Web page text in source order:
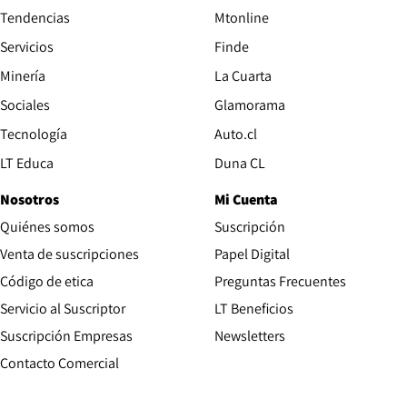
Tendencias
Servicios
Minería
Sociales
Tecnología
LT Educa
Mtonline
Finde
La Cuarta
Glamorama
Auto.clOpens in new window
Duna CLOpens in new window
Nosotros
Quiénes somos
Venta de suscripciones
Código de etica Opens in new window
Servicio al Suscriptor
Suscripción Empresas
Contacto ComercialOpens in new window
Mi Cuenta
Suscripción
Papel DigitalOpens in new
Preguntas Frecuentes
LT Beneficios
Newsletters